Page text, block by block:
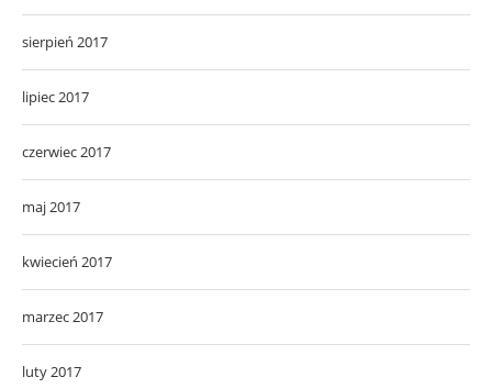
sierpień 2017
lipiec 2017
czerwiec 2017
maj 2017
kwiecień 2017
marzec 2017
luty 2017